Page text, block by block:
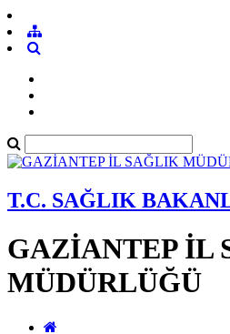
T.C. SAĞLIK
GAZİANTEP İL
MÜDÜRLÜĞÜ